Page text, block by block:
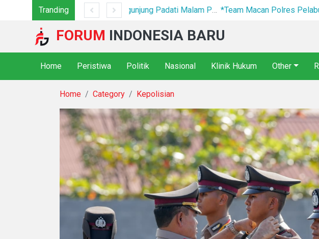
Tranding
FORUM INDONESIA BARU
Home Peristiwa Politik Nasional Klinik Hukum Other
Home Category Kepolisian